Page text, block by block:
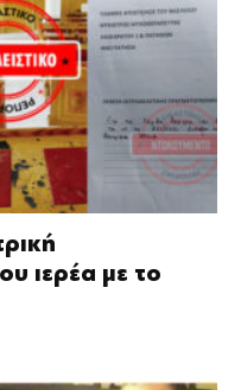
ιερέα με το